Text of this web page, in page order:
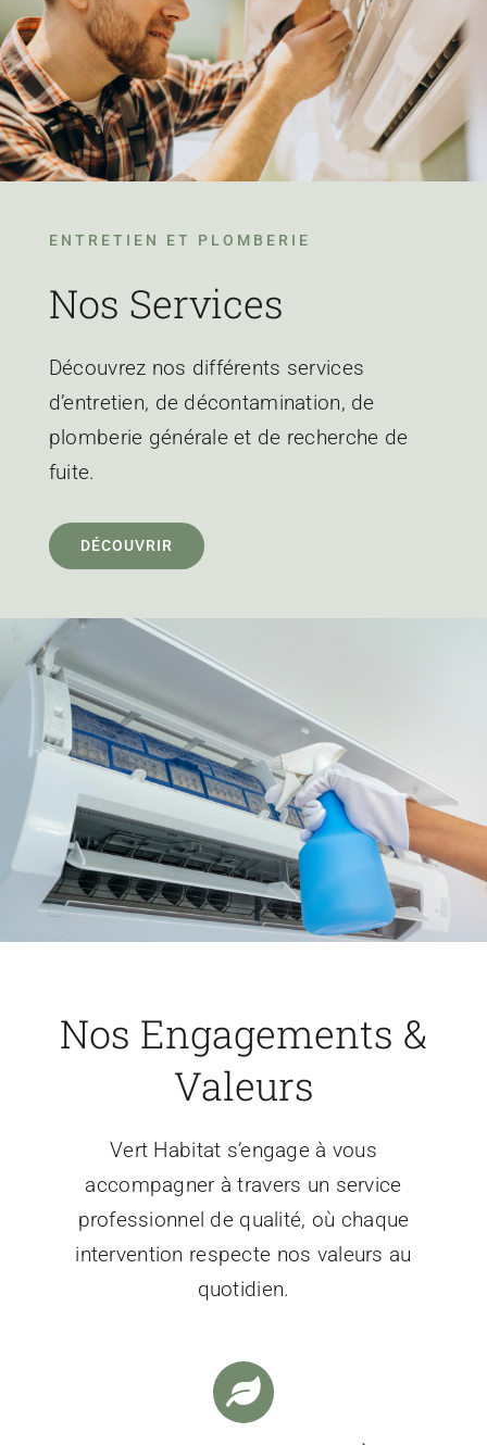
ENTRETIEN ET PLOMBERIE
Nos Services
Découvrez nos différents services
d’entretien, de décontamination, de
plomberie générale et de recherche de
fuite.
DÉCOUVRIR
Nos Engagements &
Valeurs
Vert Habitat s’engage à vous
accompagner à travers un service
professionnel de qualité, où chaque
intervention respecte nos valeurs au
quotidien.